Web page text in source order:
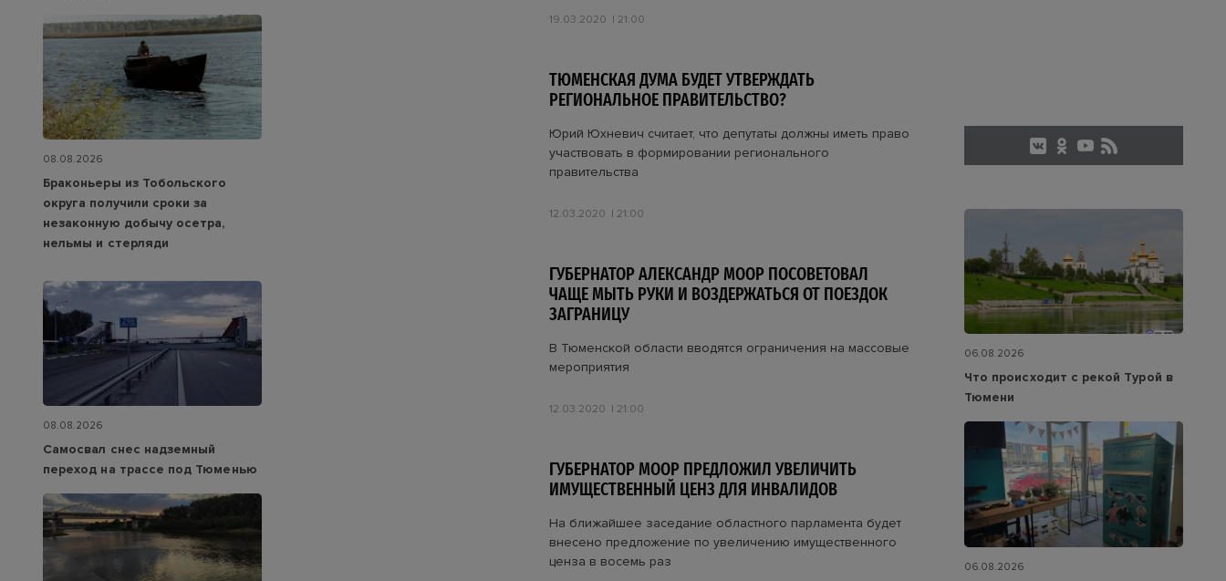
19.03.2020 21:00
ТЮМЕНСКАЯ ДУМА БУДЕТ УТВЕРЖДАТЬ
РЕГИОНАЛЬНОЕ ПРАВИТЕЛЬСТВО?
Юрий Юхневич считает, что депутаты должны иметь право
участвовать в формировании регионального
правительства
12.03.2020 21:00
ГУБЕРНАТОР АЛЕКСАНДР МООР ПОСОВЕТОВАЛ
ЧАЩЕ МЫТЬ РУКИ И ВОЗДЕРЖАТЬСЯ ОТ ПОЕЗДОК
ЗАГРАНИЦУ
В Тюменской области вводятся ограничения на массовые
мероприятия
12.03.2020 21:00
ГУБЕРНАТОР МООР ПРЕДЛОЖИЛ УВЕЛИЧИТЬ
ИМУЩЕСТВЕННЫЙ ЦЕНЗ ДЛЯ ИНВАЛИДОВ
На ближайшее заседание областного парламента будет
внесено предложение по увеличению имущественного
ценза в восемь раз
08.08.2026
Браконьеры из Тобольского
округа получили сроки за
незаконную добычу осетра,
нельмы и стерляди
08.08.2026
Самосвал снес надземный
переход на трассе под Тюменью
06.08.2026
Что происходит с рекой Турой в
Тюмени
06.08.2026